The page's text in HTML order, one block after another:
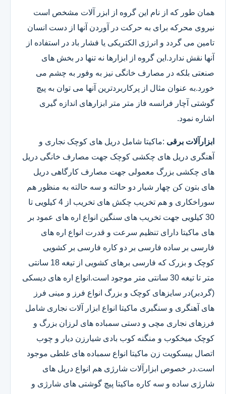
همان طور که از نام این گروه از ابزر آلات مشخص است
نیروی محرکه برای به حرکت در آوردن آنها از دست انسان
تامین می گردد و انرژی الکتریکی یا فشار باد در استفاده از
آنها نقش ندارد.این گروه از ابزارها نه تنها در بخش های
صنعتی بلکه در مصارف خانگی نیز به وفور به چشم می
خورد.به عنوان مثال از پرکاربردترین آنها می توان به پیچ
گوشتی آچار فرانسه فاز متر متر ابزارهای اندازه گیری
اشاره نمود.
ابزارآلات برقی :ماکیتا شامل دریل های کوچک نجاری و
آهنگری دریل های چکشی کوچک جهت مصارف خانگی دریل
های چکشی بزرگ معمولی جهت مصارف کارگاهی دریل
های بتون کن چهار شیار دو حالته و سه حالته به منظور هم
سوراخکاری و هم تخریب چکش های تخریب از 4 کیلویی تا
30 کیلویی جهت تخریب های سنگین انواع اره های عمود بر
های ماکیتا دارای تنظیم سرعت و قدرت انواع اره های
فارسی بر ساده فارسی بر دو کاره فارسی بر کشویی
کوچک و بزرک که فارسی برهای کشویی از تیغه 18 سانتی
متر تا تیغه 30 سانتی متر موجود است.انواع اره های دیسکی
(گردبر)در سایزهای کوچک و بزرگ انواع فرز و مینی فرز
های آهنگری و سنگبری ماکیتا انواع ابزار آلات نجاری شامل
فرزهای نجاری مچی و دستی سمباده های لرزان بزرگ و
کوچک میخکوب و منگنه کوب بادی شیارزن دیار و چوب
اتصال بیسکویت زن ماکیتا انواع سمباده های غلطی موجود
است.در خصوص ابزارآلات شارژی هم انواع دریل های
شارژی ساده و سه کاره ماکیتا پیچ گوشتی های شارژی و